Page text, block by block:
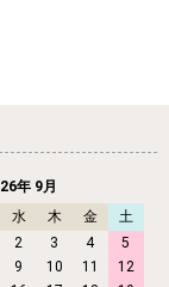
年 9月
水 木 金
土
2 3 4
5
9 10 11
12